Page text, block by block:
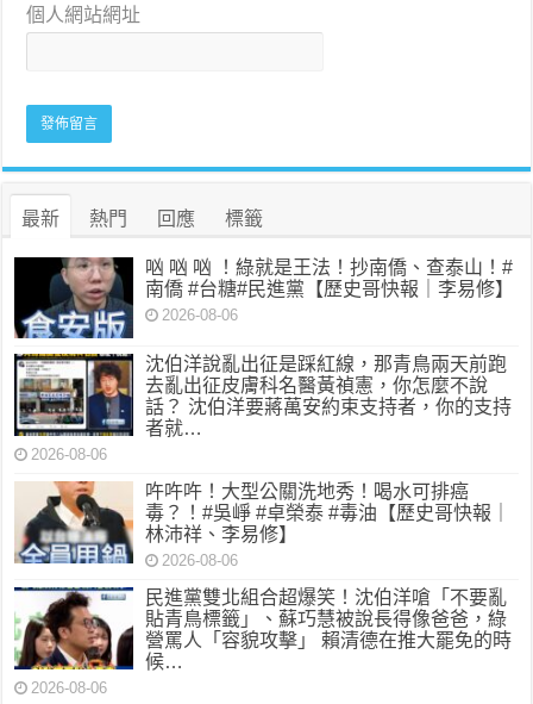
個人網站網址
最新 熱門 回應 標籤
㕳 㕳 㕳 ！綠就是王法！抄南僑、查泰山！#
南僑 #台糖#民進黨【歷史哥快報｜李易修】
2026-08-06
沈伯洋說亂出征是踩紅線，那青鳥兩天前跑
去亂出征皮膚科名醫黃禎憲，你怎麼不說
話？ 沈伯洋要蔣萬安約束支持者，你的支持
者就…
2026-08-06
吘吘吘！大型公關洗地秀！喝水可排癌
毒？！#吳崢 #卓榮泰 #毒油【歷史哥快報｜
林沛祥、李易修】
2026-08-06
民進黨雙北組合超爆笑！沈伯洋嗆「不要亂
貼青鳥標籤」、蘇巧慧被說長得像爸爸，綠
營罵人「容貌攻擊」 賴清德在推大罷免的時
候…
2026-08-06